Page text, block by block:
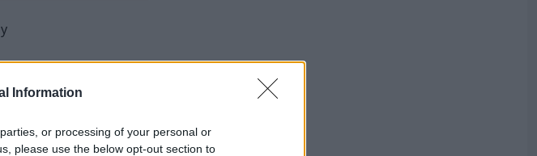
Information
or processing of your personal or
please use the below opt-out section to